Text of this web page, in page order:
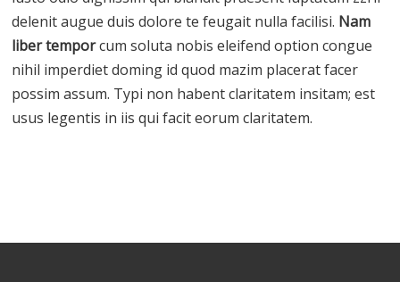
delenit augue duis dolore te feugait nulla facilisi. Nam
liber temporcum soluta nobis eleifend option congue
nihil imperdiet doming id quod mazim placerat facer
possim assum. Typi non habent claritatem insitam; est
usus legentis in iis qui facit eorum claritatem.